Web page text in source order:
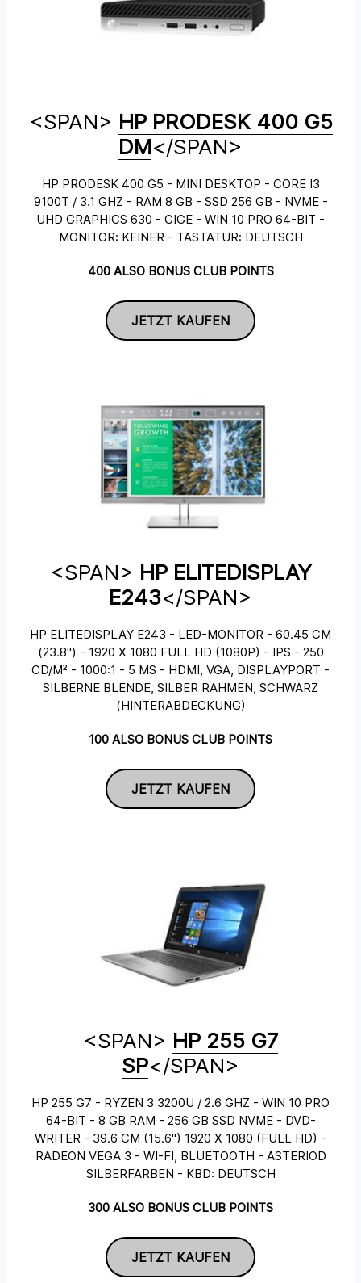
<SPAN> HP PRODESK 400 G5
DM</SPAN>
HP PRODESK 400 G5 - MINI DESKTOP - CORE I3
9100T / 3.1 GHZ - RAM 8 GB - SSD 256 GB - NVME -
UHD GRAPHICS 630 - GIGE - WIN 10 PRO 64-BIT -
MONITOR: KEINER - TASTATUR: DEUTSCH
400 ALSO BONUS CLUB POINTS
JETZT KAUFEN
<SPAN> HP ELITEDISPLAY
E243</SPAN>
HP ELITEDISPLAY E243 - LED-MONITOR - 60.45 CM
(23.8") - 1920 X 1080 FULL HD (1080P) - IPS - 250
CD/M² - 1000:1 - 5 MS - HDMI, VGA, DISPLAYPORT -
SILBERNE BLENDE, SILBER RAHMEN, SCHWARZ
(HINTERABDECKUNG)
100 ALSO BONUS CLUB POINTS
JETZT KAUFEN
<SPAN> HP 255 G7
SP</SPAN>
HP 255 G7 - RYZEN 3 3200U / 2.6 GHZ - WIN 10 PRO
64-BIT - 8 GB RAM - 256 GB SSD NVME - DVD-
WRITER - 39.6 CM (15.6") 1920 X 1080 (FULL HD) -
RADEON VEGA 3 - WI-FI, BLUETOOTH - ASTERIOD
SILBERFARBEN - KBD: DEUTSCH
300 ALSO BONUS CLUB POINTS
JETZT KAUFEN